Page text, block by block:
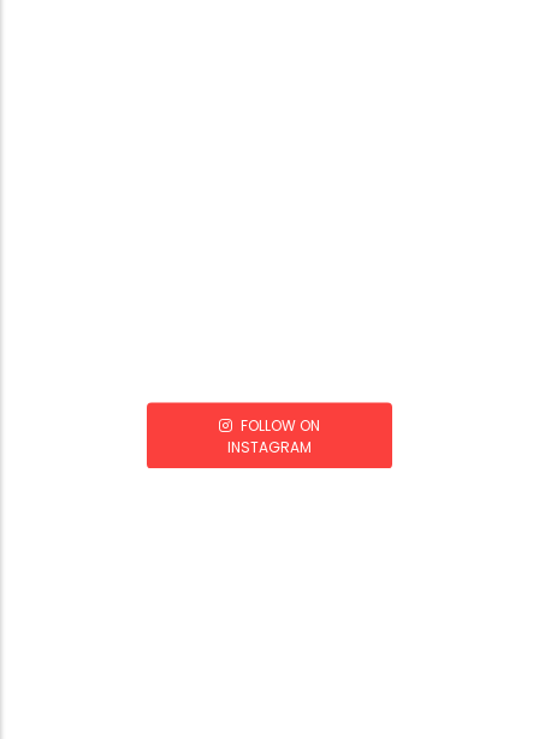
FOLLOW ON
INSTAGRAM